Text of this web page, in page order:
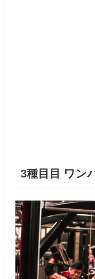
3種目目 ワン